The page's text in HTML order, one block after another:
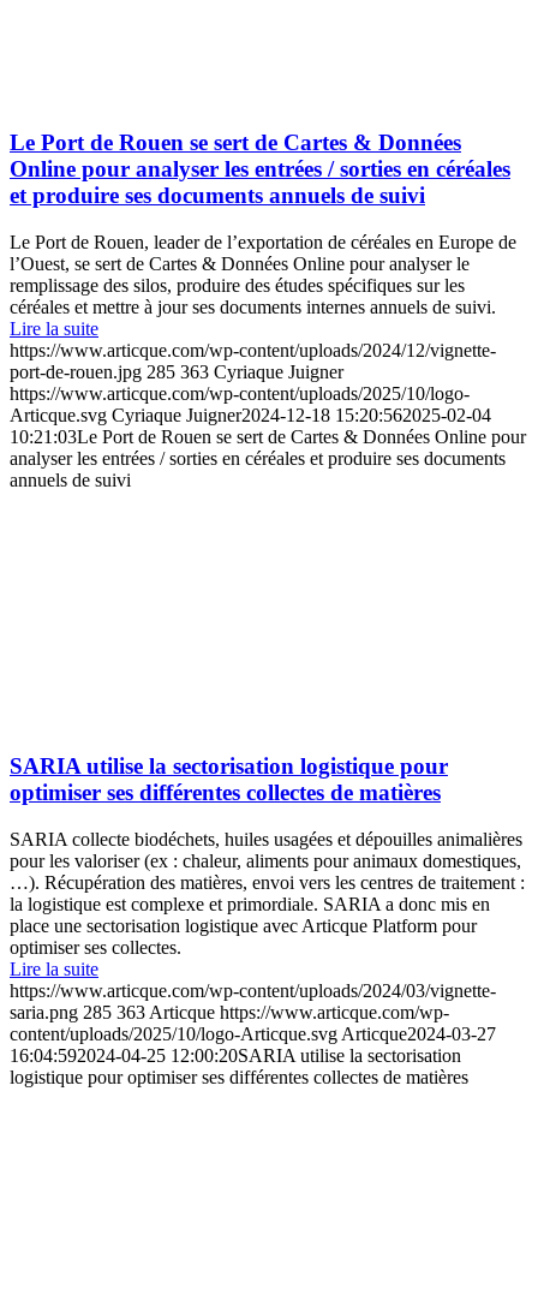
Le Port de Rouen se sert de Cartes & Données
Online pour analyser les entrées / sorties en céréales
et produire ses documents annuels de suivi
Le Port de Rouen, leader de l’exportation de céréales en Europe de
l’Ouest, se sert de Cartes & Données Online pour analyser le
remplissage des silos, produire des études spécifiques sur les
céréales et mettre à jour ses documents internes annuels de suivi.
Lire la suite
https://www.articque.com/wp-content/uploads/2024/12/vignette-
port-de-rouen.jpg 285 363 Cyriaque Juigner
https://www.articque.com/wp-content/uploads/2025/10/logo-
Articque.svg Cyriaque Juigner2024-12-18 15:20:562025-02-04
10:21:03Le Port de Rouen se sert de Cartes & Données Online pour
analyser les entrées / sorties en céréales et produire ses documents
annuels de suivi
SARIA utilise la sectorisation logistique pour
optimiser ses différentes collectes de matières
SARIA collecte biodéchets, huiles usagées et dépouilles animalières
pour les valoriser (ex : chaleur, aliments pour animaux domestiques,
…). Récupération des matières, envoi vers les centres de traitement :
la logistique est complexe et primordiale. SARIA a donc mis en
place une sectorisation logistique avec Articque Platform pour
optimiser ses collectes.
Lire la suite
https://www.articque.com/wp-content/uploads/2024/03/vignette-
saria.png 285 363 Articque https://www.articque.com/wp-
content/uploads/2025/10/logo-Articque.svg Articque2024-03-27
16:04:592024-04-25 12:00:20SARIA utilise la sectorisation
logistique pour optimiser ses différentes collectes de matières